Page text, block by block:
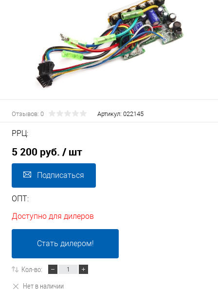
Отзывов: 0 Артикул: 022145
РРЦ:
5 200 руб. / шт
Подписаться
ОПТ:
Доступно для дилеров
Стать дилером!
Кол-во:
Нет в наличии